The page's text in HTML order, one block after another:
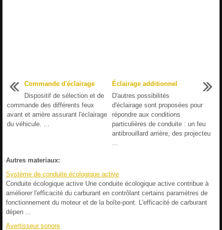
Commande d'éclairage
Dispositif de sélection et de
commande des différents feux
avant et arrière assurant l'éclairage
du véhicule. ...
Éclairage additionnel
D'autres possibilités
d'éclairage sont proposées pour
répondre aux conditions
particulières de conduite : un feu
antibrouillard arrière, des projecteu
Autres materiaux:
Système de conduite écologique active
Conduite écologique active Une conduite écologique active contribue à
améliorer l'efficacité du carburant en contrôlant certains paramètres de
fonctionnement du moteur et de la boîte-pont. L'efficacité de carburant
dépen ...
Avertisseur sonore